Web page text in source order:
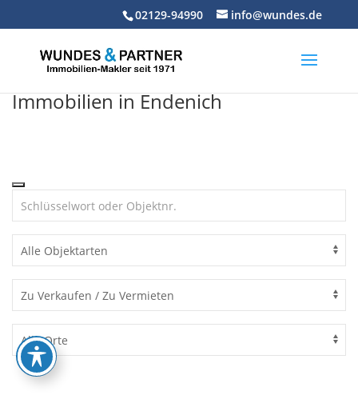
02129-94990 info@wundes.de
Immobilien in Endenich